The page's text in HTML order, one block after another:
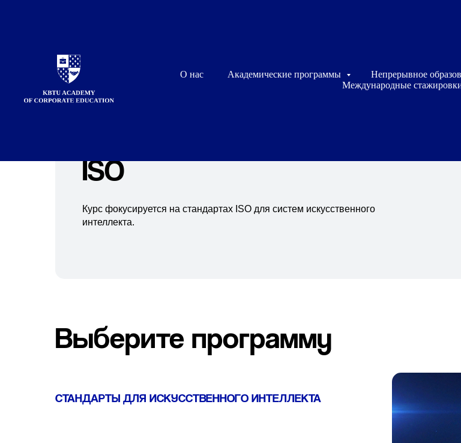
О нас Академические программы Непрерывное
Международные
ISO
Курс фокусируется на стандартах ISO для систем искусственного
интеллекта.
Выберите программу
СТАНДАРТЫ ДЛЯ ИСКУССТВЕННОГО ИНТЕЛЛЕКТА